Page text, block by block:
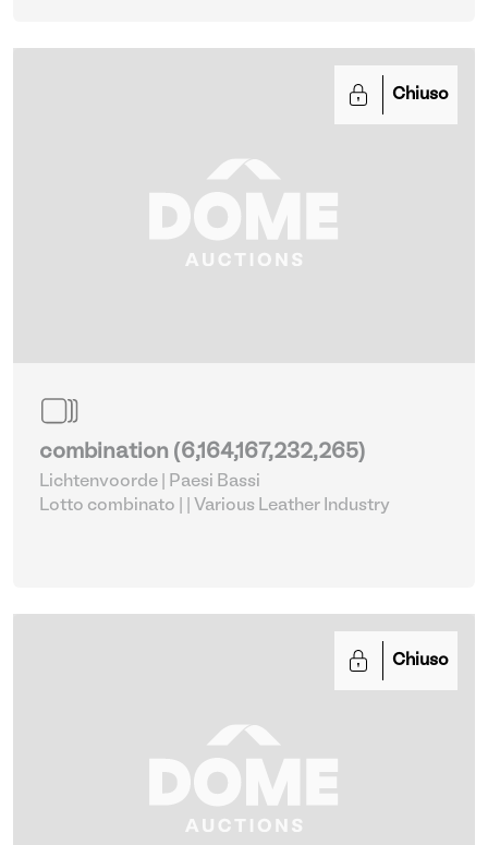
Chiuso
combination (6,164,167,232,265)
Lichtenvoorde | Paesi Bassi
Lotto combinato |
| Various Leather Industry
Chiuso